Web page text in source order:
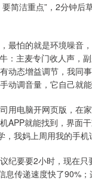
简洁重点”，2分钟
最怕的就是环境噪音
：主麦专门收人声，
动态增益调节，我同
调音量，它自己就能
电脑开网页版，在
APP就能找到，界面
我妈上周用我的手机
纪要要2小时，现在
息传递速度快了90%